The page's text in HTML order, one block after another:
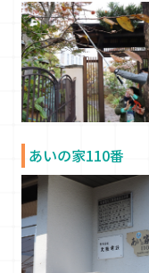
あいの家110番